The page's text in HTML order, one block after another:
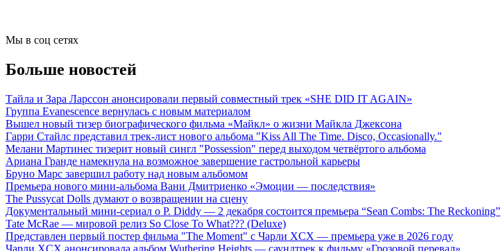
Мы в соц сетях
Больше новостей
Тайла и Зара Ларссон анонсировали первый совместный трек «SHE DID IT AGAIN»
Группа Evanescence вернулась с новым материалом
Вышел новый тизер биографического фильма «Майкл» о жизни Майкла Джексона
Гарри Стайлс представил трек-лист нового альбома "Kiss All The Time. Disco, Occasionally."
Мелани Мартинес тизерит новый сингл "Possession" перед выходом четвёртого альбома
Ариана Гранде намекнула на возможное завершение гастрольной карьеры
Бруно Марс завершил работу над новым альбомом
Премьера нового мини-альбома Вани Дмитриенко «Эмоции — последствия»
The Pussycat Dolls думают о возвращении на сцену
Документальный мини-сериал о P. Diddy — 2 декабря состоится премьера “Sean Combs: The Reckoning”
Tate McRae — мировой релиз So Close To What??? (Deluxe)
Представлен первый постер фильма "The Moment" с Чарли XCX — премьера уже в 2026 году
Чарли XCX анонсировала альбом Wuthering Heights — саундтрек к фильму «Грозовой перевал»